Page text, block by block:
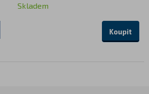
Skladem
Koupit